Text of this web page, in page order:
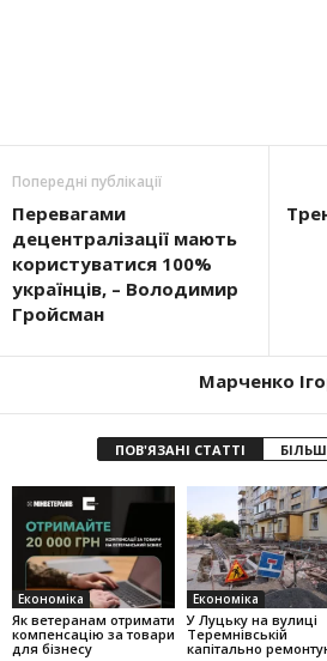
Попередні публікації
Перевагами
децентралізації мають
користуватися 100%
українців, – Володимир
Гройсман
Марченко
ПОВ'ЯЗАНІ СТАТТІ
Економіка
Як ветеранам отримати
компенсацію за товари
для бізнесу
Економіка
У Луцьку на вулиці
Теремнівській
капітально